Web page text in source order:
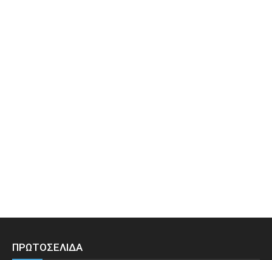
ΠΡΩΤΟΣΕΛΙΔΑ